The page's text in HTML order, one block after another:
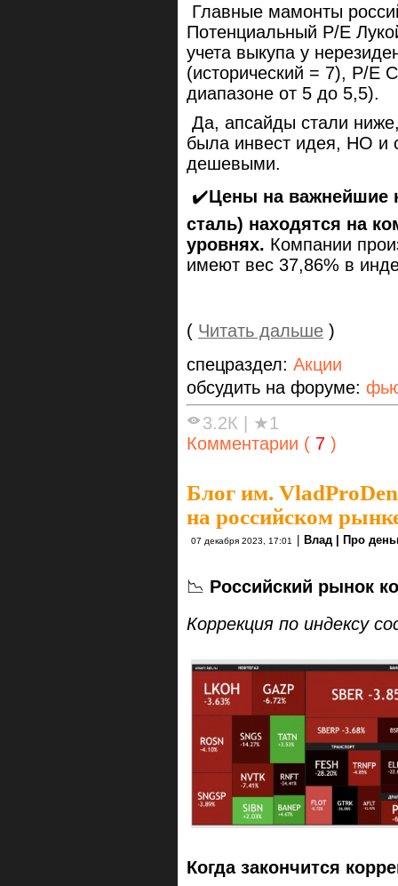
Главные мамонты
Потенциальный P/E
учета выкупа у
(исторический = 7), P/E
диапазоне от 5 до 5,5).
Да, апсайды стали
была инвест идея, НО и
дешевыми.
✔️Цены на важнейшие
сталь) находятся на
уровнях. Компании
имеют вес 37,86% в
( Читать дальше )
спецраздел: Акции
обсудить на форуме:
3.2К
★1
Комментарии ( 7 )
Блог им.
на российском
07 декабря 2023, 17:01 | Влад | Про
📉 Российский рынок
Коррекция по индексу
Когда закончится